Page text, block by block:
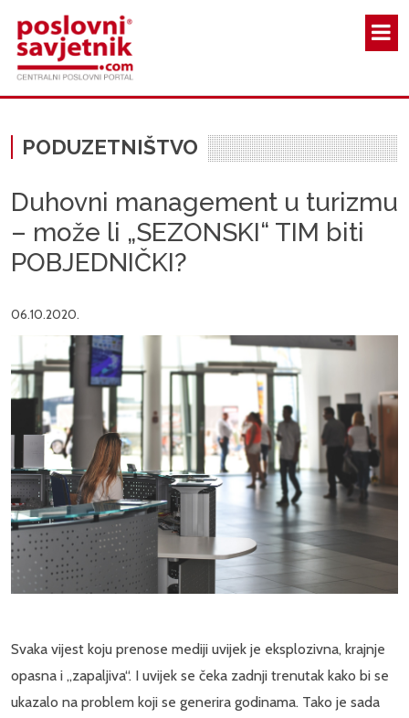
PODUZETNIŠTVO
Duhovni management u turizmu
– može li „SEZONSKI“ TIM biti
POBJEDNIČKI?
06.10.2020.
Svaka vijest koju prenose mediji uvijek je eksplozivna, krajnje
opasna i „zapaljiva“. I uvijek se čeka zadnji trenutak kako bi se
ukazalo na problem koji se generira godinama. Tako je sada